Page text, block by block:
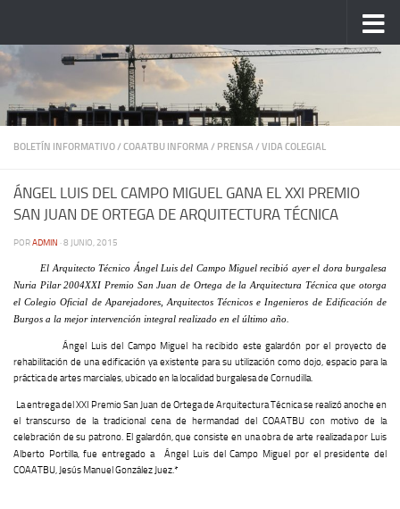
BOLETÍN INFORMATIVO/ COAATBU INFORMA / PRENSA / VIDA COLEGIAL
ÁNGEL LUIS DEL CAMPO MIGUEL GANA EL XXI PREMIO
SAN JUAN DE ORTEGA DE ARQUITECTURA TÉCNICA
PORADMIN ·8 JUNIO, 2015
El Arquitecto Técnico Ángel Luis del Campo Miguel recibió ayer el dora burgalesa
Nuria Pilar 2004XXI Premio San Juan de Ortega de la Arquitectura Técnica que otorga
el Colegio Oficial de Aparejadores, Arquitectos Técnicos e Ingenieros de Edificación de
Burgos a la mejor intervención integral realizado en el último año.
Ángel Luis del Campo Miguel ha recibido este galardón por el proyecto de
rehabilitación de una edificación ya existente para su utilización como dojo, espacio para la
práctica de artes marciales, ubicado en la localidad burgalesa de Cornudilla.
La entrega del XXI Premio San Juan de Ortega de Arquitectura Técnica se realizó anoche en
el transcurso de la tradicional cena de hermandad del COAATBU con motivo de la
celebración de su patrono. El galardón, que consiste en una obra de arte realizada por Luis
Alberto Portilla, fue entregado a
Ángel Luis del Campo Miguel por el presidente del
COAATBU, Jesús Manuel González Juez.*